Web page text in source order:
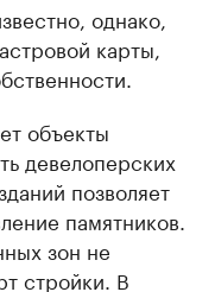
однако,
карты,
объекты
девелоперских
позволяет
памятников.
зон не
стройки. В